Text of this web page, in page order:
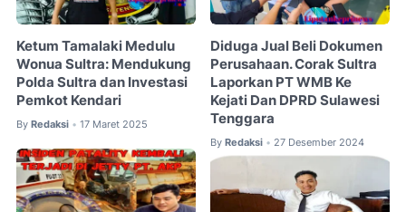
Ketum Tamalaki Medulu
Wonua Sultra: Mendukung
Polda Sultra dan Investasi
Pemkot Kendari
By Redaksi • 17 Maret 2025
Diduga Jual Beli Dokumen
Perusahaan. Corak Sultra
Laporkan PT WMB Ke
Kejati Dan DPRD Sulawesi
Tenggara
By Redaksi • 27 Desember 2024